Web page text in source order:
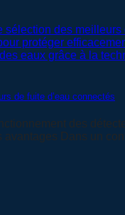
de fuite d’eau connectés
des
avantages Dans un